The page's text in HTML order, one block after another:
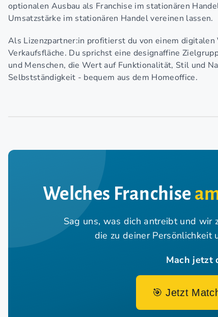
optionalen Ausbau als Franchise im stationären
Umsatzstärke im stationären Handel vereinen lassen.
Als Lizenzpartner:in profitierst du von einem digitalen
Verkaufsfläche. Du sprichst eine designaffine
und Menschen, die Wert auf Funktionalität, Stil und
Selbstständigkeit - bequem aus dem Homeoffice.
Welches Franchise
Sag uns, was dich antreibt und wir
die zu deiner Persönlichkeit
Mach jetzt
🎯 Jetzt